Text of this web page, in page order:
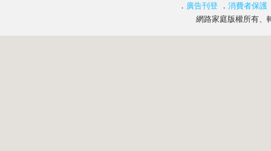
． 廣告刊登 ． 消費者保護
網路家庭版權所有、